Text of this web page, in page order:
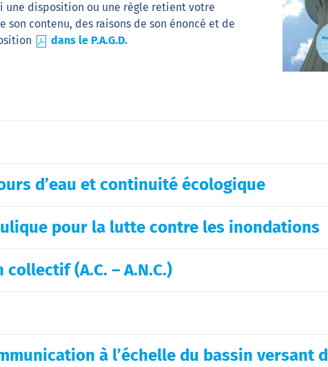
disposition ou une règle retient votre
contenu, des raisons de son énoncé et de
dans le P.A.G.D.
d’eau et continuité écologique
pour la lutte contre les inondations
(A.C. – A.N.C.)
à l’échelle du bassin versant